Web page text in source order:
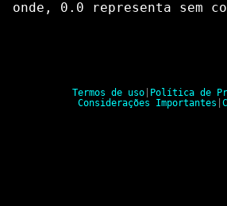
onde, 0.0 representa sem
Termos de uso Política de
Considerações Importantes